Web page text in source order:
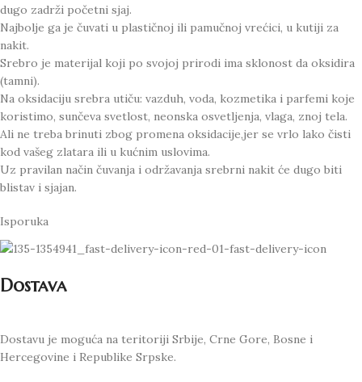
dugo zadrži početni sjaj.
Najbolje ga je čuvati u plastičnoj ili pamučnoj vrećici, u kutiji za
nakit.
Srebro je materijal koji po svojoj prirodi ima sklonost da oksidira
(tamni).
Na oksidaciju srebra utiču: vazduh, voda, kozmetika i parfemi koje
koristimo, sunčeva svetlost, neonska osvetljenja, vlaga, znoj tela.
Ali ne treba brinuti zbog promena oksidacije,jer se vrlo lako čisti
kod vašeg zlatara ili u kućnim uslovima.
Uz pravilan način čuvanja i održavanja srebrni nakit će dugo biti
blistav i sjajan.
Isporuka
Dostava
Dostavu je moguća na teritoriji Srbije, Crne Gore, Bosne i
Hercegovine i Republike Srpske.